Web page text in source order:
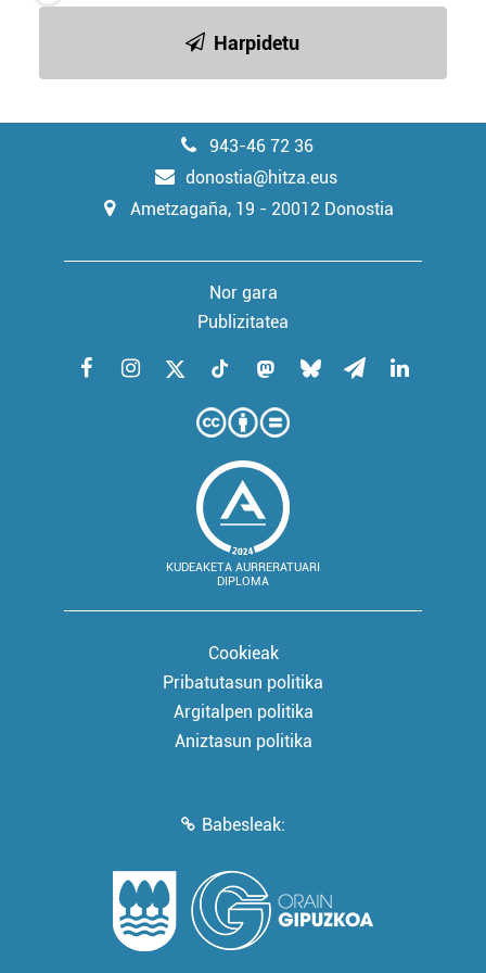
erabiltzeko baimen esplizitua ematen diguzu.
irakurri
Harpidetu
943-46 72 36
donostia@hitza.eus
Ametzagaña, 19 - 20012 Donostia
Nor gara
Publizitatea
KUDEAKETA AURRERATUARI
DIPLOMA
Cookieak
Pribatutasun politika
Argitalpen politika
Aniztasun politika
Babesleak: